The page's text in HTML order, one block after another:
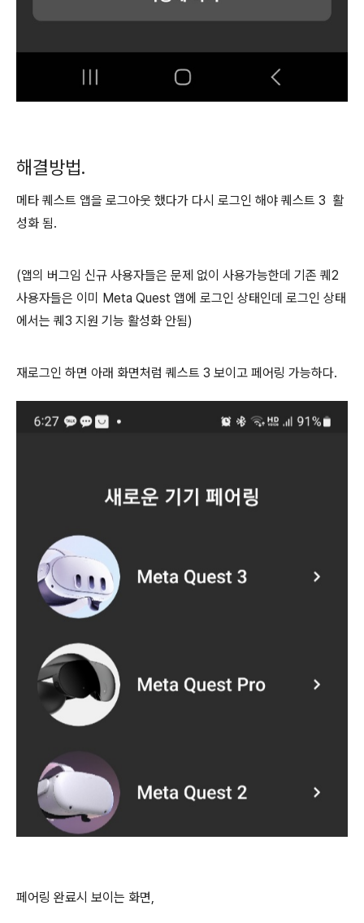
해결방법.
메타 퀘스트 앱을 로그아웃 했다가 다시 로그인 해야 퀘스트 3 활
성화 됨.
(앱의 버그임 신규 사용자들은 문제 없이 사용가능한데 기존 퀘2
사용자들은 이미 Meta Quest 앱에 로그인 상태인데 로그인 상태
에서는 퀘3 지원 기능 활성화 안됨)
재로그인 하면 아래 화면처럼 퀘스트 3 보이고 페어링 가능하다.
페어링 완료시 보이는 화면,